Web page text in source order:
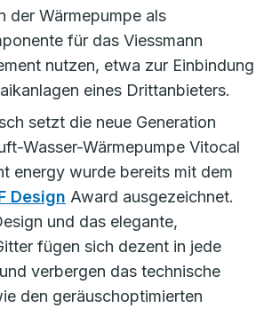
der Wärmepumpe als
für das Viessmann
nutzen, etwa zur Einbindung
eines Drittanbieters.
setzt die neue Generation
Wasser-Wärmepumpe Vitocal
energy wurde bereits mit dem
Design Award ausgezeichnet.
und das elegante,
fügen sich dezent in jede
verbergen das technische
den geräuschoptimierten